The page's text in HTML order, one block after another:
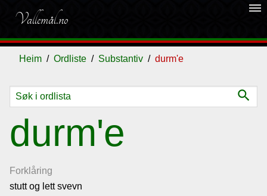
Vallemål.no
dehaze
Heim Ordliste Substantiv durm'e
search
durm'e
Forklåring
stutt og lett svevn
Ordliste
Om
vallemålet